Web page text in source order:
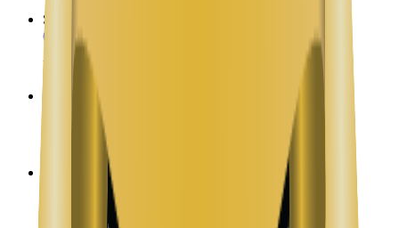
Safford
(702) 879-8299
Envíos a Nicaragua desde Safford
(702) 879-8299
Envíos a Nicaragua desde Sahuarita
(702) 879-8299
Envíos a Nicaragua desde Salome